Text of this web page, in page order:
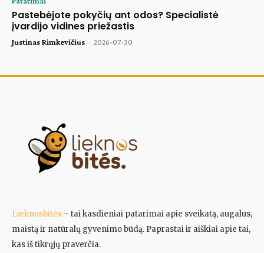
Pastebėjote pokyčių ant odos? Specialistė
įvardijo vidines priežastis
Justinas Rimkevičius - 2026-07-30
Lieknosbitės – tai kasdieniai patarimai apie sveikatą, augalus,
maistą ir natūralų gyvenimo būdą. Paprastai ir aiškiai apie tai,
kas iš tikrųjų praverčia.